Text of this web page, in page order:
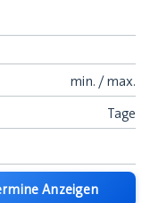
min. /max.
Tage
Anzeigen